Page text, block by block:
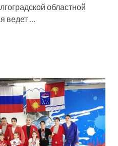
областной
ведет …